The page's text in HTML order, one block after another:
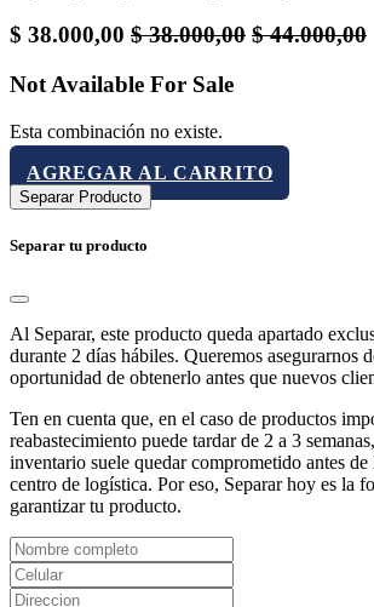
$ 38.000,00 $38.000,00 $44.000,00
Not Available For Sale
Esta combinación no existe.
AGREGAR AL CARRITO
Separar Producto
Separar tu producto
Al Separar, este producto queda apartado
durante 2 días hábiles. Queremos asegurarnos
oportunidad de obtenerlo antes que nuevos
Ten en cuenta que, en el caso de productos
reabastecimiento puede tardar de 2 a 3
inventario suele quedar comprometido antes de
centro de logística. Por eso, Separar hoy es la
garantizar tu producto.